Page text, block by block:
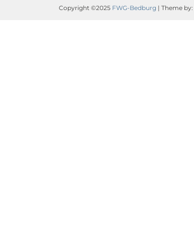
Copyright ©2025 FWG-Bedburg | Theme by: